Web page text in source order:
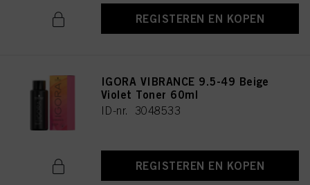
REGISTEREN EN KOPEN
IGORA VIBRANCE 9.5-49 Beige
Violet Toner 60ml
ID-nr. 3048533
REGISTEREN EN KOPEN